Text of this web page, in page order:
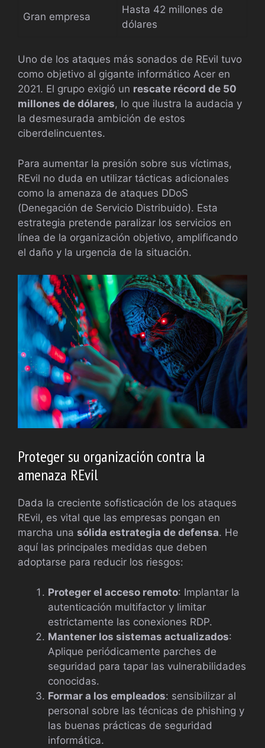
Gran empresa
Hasta 42 millones de
dólares
Uno de los ataques más sonados de REvil tuvo
como objetivo al gigante informático Acer en
2021. El grupo exigió un rescate récord de 50
millones de dólares, lo que ilustra la audacia y
la desmesurada ambición de estos
ciberdelincuentes.
Para aumentar la presión sobre sus víctimas,
REvil no duda en utilizar tácticas adicionales
como la amenaza de ataques DDoS
(Denegación de Servicio Distribuido). Esta
estrategia pretende paralizar los servicios en
línea de la organización objetivo, amplificando
el daño y la urgencia de la situación.
Proteger su organización contra la
amenaza REvil
Dada la creciente sofisticación de los ataques
REvil, es vital que las empresas pongan en
marcha una sólida estrategia de defensa. He
aquí las principales medidas que deben
adoptarse para reducir los riesgos:
Proteger el acceso remoto: Implantar la
autenticación multifactor y limitar
estrictamente las conexiones RDP.
Mantener los sistemas actualizados:
Aplique periódicamente parches de
seguridad para tapar las vulnerabilidades
conocidas.
Formar a los empleados: sensibilizar al
personal sobre las técnicas de phishing y
las buenas prácticas de seguridad
informática.